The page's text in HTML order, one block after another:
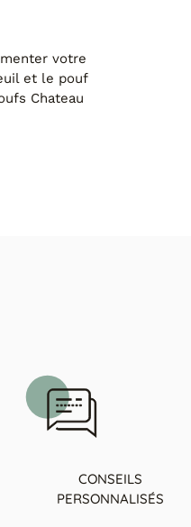
votre
et le pouf
Chateau
CONSEILS
PERSONNALISÉS